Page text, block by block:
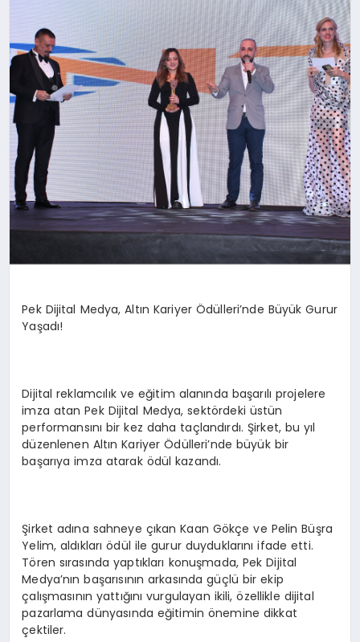
Pek Dijital Medya, Altın Kariyer Ödülleri’nde Büyük Gurur
Yaşadı!
Dijital reklamcılık ve eğitim alanında başarılı projelere
imza atan Pek Dijital Medya, sektördeki üstün
performansını bir kez daha taçlandırdı. Şirket, bu yıl
düzenlenen Altın Kariyer Ödülleri’nde büyük bir
başarıya imza atarak ödül kazandı.
Şirket adına sahneye çıkan Kaan Gökçe ve Pelin Büşra
Yelim, aldıkları ödül ile gurur duyduklarını ifade etti.
Tören sırasında yaptıkları konuşmada, Pek Dijital
Medya’nın başarısının arkasında güçlü bir ekip
çalışmasının yattığını vurgulayan ikili, özellikle dijital
pazarlama dünyasında eğitimin önemine dikkat
çektiler.